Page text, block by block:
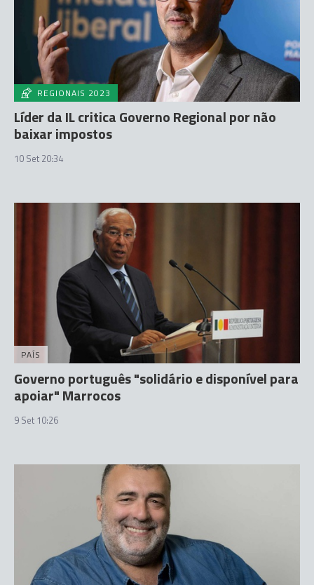
REGIONAIS 2023
Líder da IL critica Governo Regional por não
baixar impostos
10 Set 20:34
PAÍS
Governo português "solidário e disponível para
apoiar" Marrocos
9 Set 10:26